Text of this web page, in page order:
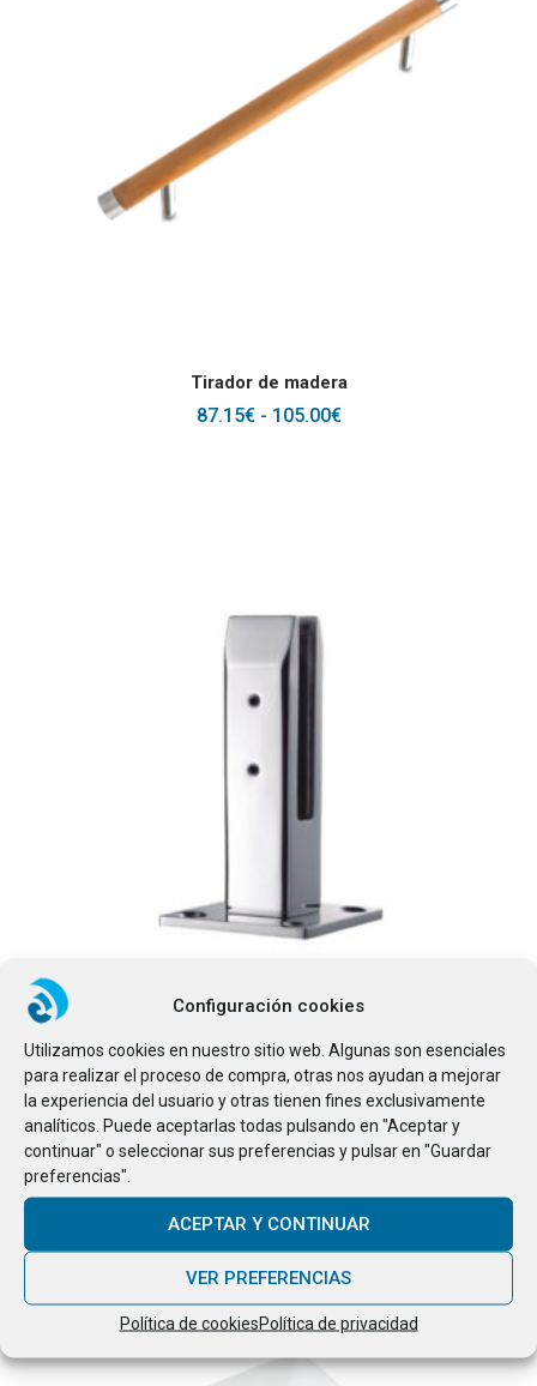
Configuración cookies
Utilizamos cookies en nuestro sitio web. Algunas son esenciales
para realizar el proceso de compra, otras nos ayudan a mejorar
la experiencia del usuario y otras tienen fines exclusivamente
analíticos. Puede aceptarlas todas pulsando en "Aceptar y
continuar" o seleccionar sus preferencias y pulsar en "Guardar
preferencias".
ACEPTAR Y CONTINUAR
VER PREFERENCIAS
Política de cookiesPolítica de privacidad
SELECCIONAR OPCIONES
Tirador de madera
87.15€ - 105.00€RANGO
AÑADIR AL CARRITO
Pinza de suelo cuadrada
Pinzas para vidrio
74.85€